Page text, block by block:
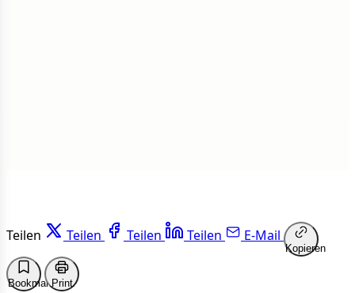
Teilen Teilen Teilen Teilen E-Mail
Kopieren
BookmarkPrint